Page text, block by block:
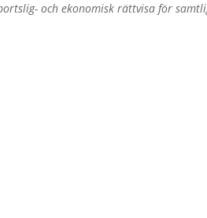
och ekonomisk rättvisa för